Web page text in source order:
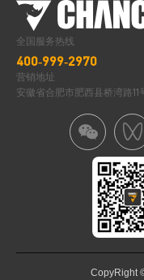
全国服务热线
400-999-2970
营销地址
安徽省合肥市肥西县桥湾路11
CopyRight